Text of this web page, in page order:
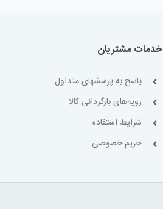
خدمات مشتریان
پاسخ به پرسشهای متداول
رویه‌های بازگردانی کالا
شرایط استفاده
حریم خصوصی